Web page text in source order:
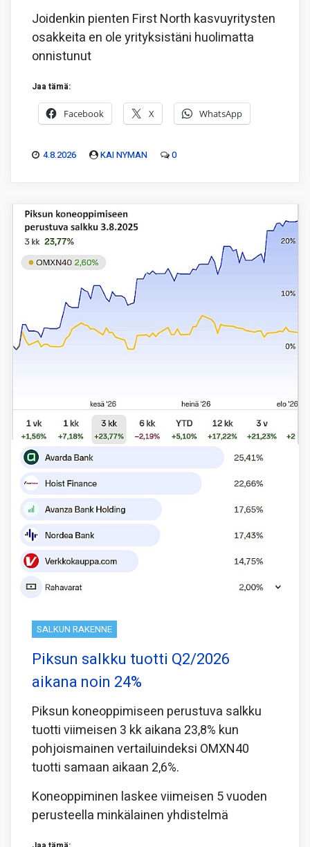
Joidenkin pienten First North kasvuyritysten
osakkeita en ole yrityksistäni huolimatta
onnistunut
Jaa tämä:
Facebook X WhatsApp
4.8.2026 KAI NYMAN 0
SALKUN RAKENNE
Piksun salkku tuotti Q2/2026
aikana noin 24%
Piksun koneoppimiseen perustuva salkku
tuotti viimeisen 3 kk aikana 23,8% kun
pohjoismainen vertailuindeksi OMXN40
tuotti samaan aikaan 2,6%.
Koneoppiminen laskee viimeisen 5 vuoden
perusteella minkälainen yhdistelmä